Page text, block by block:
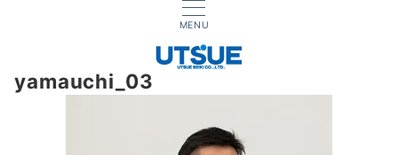
MENU
yamauchi_03